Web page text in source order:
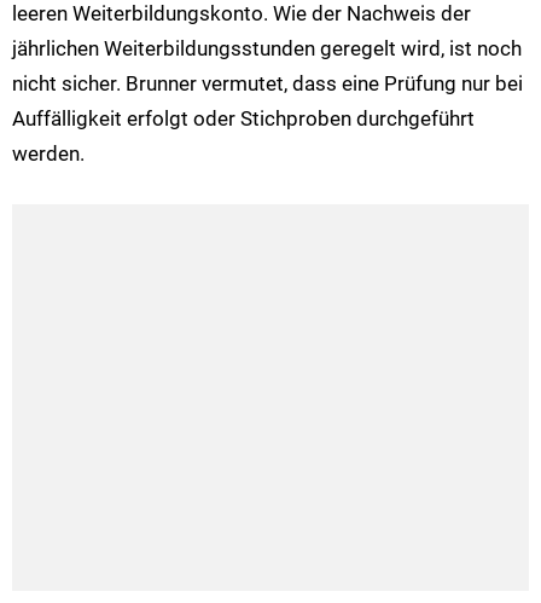
leeren Weiterbildungskonto. Wie der Nachweis der
jährlichen Weiterbildungsstunden geregelt wird, ist noch
nicht sicher. Brunner vermutet, dass eine Prüfung nur bei
Auffälligkeit erfolgt oder Stichproben durchgeführt
werden.